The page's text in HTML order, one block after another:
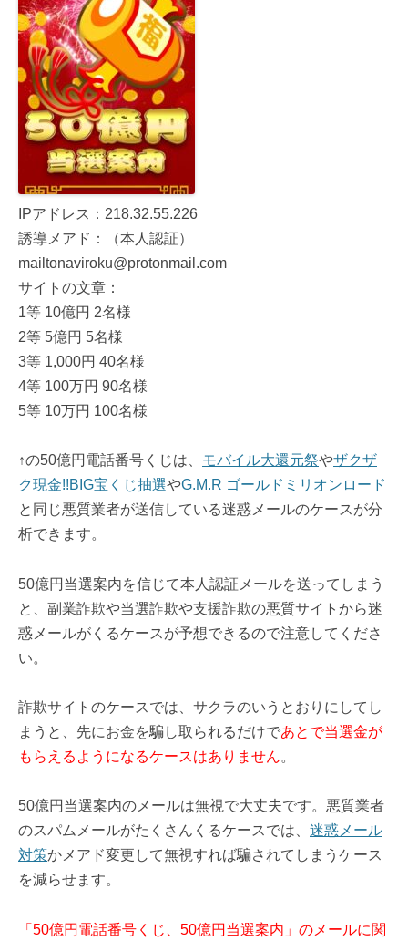
IPアドレス：218.32.55.226
誘導メアド：（本人認証）
mailtonaviroku@protonmail.com
サイトの文章：
1等 10億円 2名様
2等 5億円 5名様
3等 1,000円 40名様
4等 100万円 90名様
5等 10万円 100名様
↑の50億円電話番号くじは、 モバイル大還元祭やザクザ
ク現金!!BIG宝くじ抽選やG.M.R ゴールドミリオンロード
と同じ悪質業者が送信している迷惑メールのケースが分
析できます。
50億円当選案内を信じて本人認証メールを送ってしまう
と、副業詐欺や当選詐欺や支援詐欺の悪質サイトから迷
惑メールがくるケースが予想できるので注意してくださ
い。
詐欺サイトのケースでは、サクラのいうとおりにしてし
まうと、先にお金を騙し取られるだけであとで当選金が
もらえるようになるケースはありません。
50億円当選案内のメールは無視で大丈夫です。悪質業者
のスパムメールがたくさんくるケースでは、 迷惑メール
対策かメアド変更して無視すれば騙されてしまうケース
を減らせます。
「50億円電話番号くじ、50億円当選案内」のメールに関